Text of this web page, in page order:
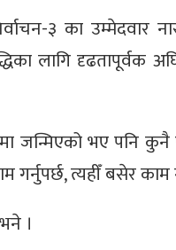
३ का उम्मेदवार
लागि दृढतापूर्वक
जन्मिएको भए पनि कुनै
त्यहीँ बसेर काम
।